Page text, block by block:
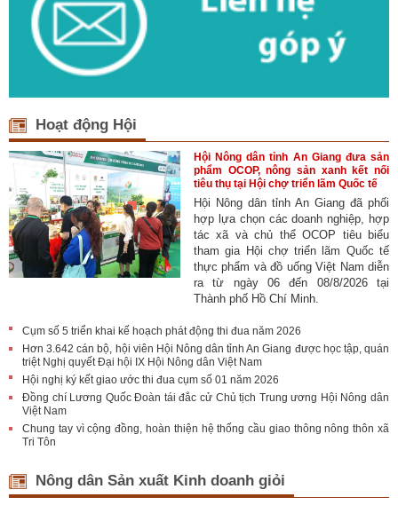
Hoạt động Hội
Hội Nông dân tỉnh An Giang đưa sản
phẩm OCOP, nông sản xanh kết nối
tiêu thụ tại Hội chợ triển lãm Quốc tế
Hội Nông dân tỉnh An Giang đã phối
hợp lựa chọn các doanh nghiệp, hợp
tác xã và chủ thể OCOP tiêu biểu
tham gia Hội chợ triển lãm Quốc tế
thực phẩm và đồ uống Việt Nam diễn
ra từ ngày 06 đến 08/8/2026 tại
Thành phố Hồ Chí Minh.
Cụm số 5 triển khai kế hoạch phát động thi đua năm 2026
Hơn 3.642 cán bộ, hội viên Hội Nông dân tỉnh An Giang được học tập, quán
triệt Nghị quyết Đại hội IX Hội Nông dân Việt Nam
Hội nghị ký kết giao ước thi đua cụm số 01 năm 2026
Đồng chí Lương Quốc Đoàn tái đắc cử Chủ tịch Trung ương Hội Nông dân
Việt Nam
Chung tay vì cộng đồng, hoàn thiện hệ thống cầu giao thông nông thôn xã
Tri Tôn
Nông dân Sản xuất Kinh doanh giỏi